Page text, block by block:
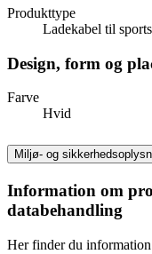
Produkttype
Ladekabel til
Design, form og
Farve
Hvid
Miljø- og
Information om
databehandling
Her finder du